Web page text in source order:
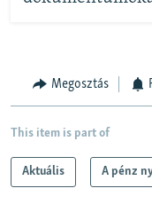
Megosztás
This item is part of
Aktuális A pénz